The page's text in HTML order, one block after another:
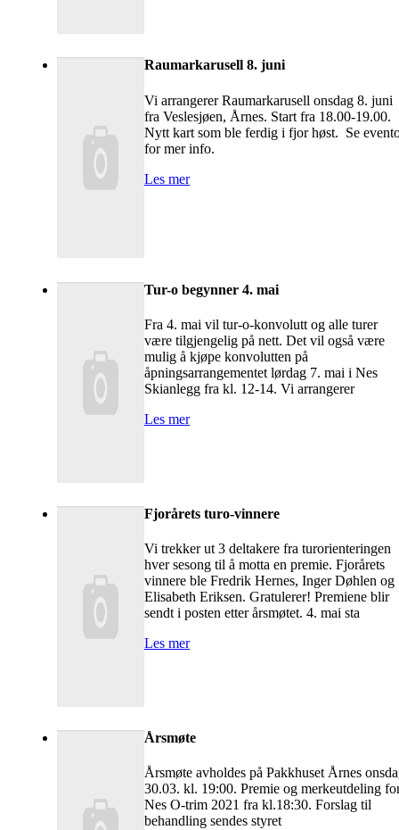
Raumarkarusell 8. juni
Vi arrangerer Raumarkarusell onsdag 8. juni
fra Veslesjøen, Årnes. Start fra 18.00-19.00.
Nytt kart som ble ferdig i fjor høst. Se
for mer info.
Les mer
Tur-o begynner 4. mai
Fra 4. mai vil tur-o-konvolutt og alle turer
være tilgjengelig på nett. Det vil også være
mulig å kjøpe konvolutten på
åpningsarrangementet lørdag 7. mai i Nes
Skianlegg fra kl. 12-14. Vi arrangerer
Les mer
Fjorårets turo-vinnere
Vi trekker ut 3 deltakere fra turorienteringen
hver sesong til å motta en premie. Fjorårets
vinnere ble Fredrik Hernes, Inger Døhlen og
Elisabeth Eriksen. Gratulerer! Premiene blir
sendt i posten etter årsmøtet. 4. mai sta
Les mer
Årsmøte
Årsmøte avholdes på Pakkhuset Årnes
30.03. kl. 19:00. Premie og merkeutdeling
Nes O-trim 2021 fra kl.18:30. Forslag til
behandling sendes styret